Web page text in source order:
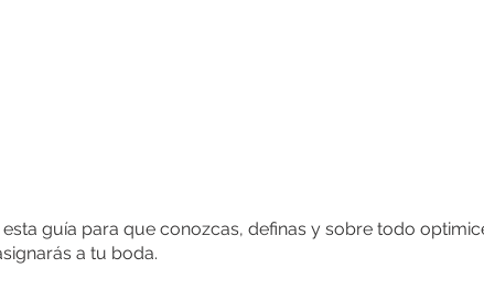
guía para que conozcas, definas y sobre todo
a tu boda.